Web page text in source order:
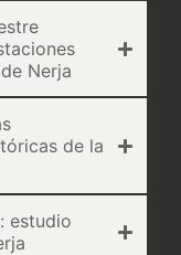
Nerja
de la
estudio